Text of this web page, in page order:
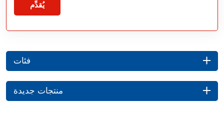
يُقدِّم
فئات
منتجات جديدة